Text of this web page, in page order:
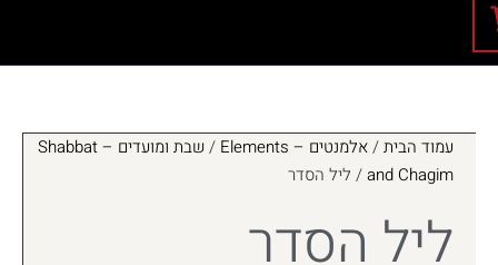
עמוד הבית/אלמנטים – Elements /
שבת ומועדים – Shabbat
and Chagim/ ליל הסדר
ליל הסדר